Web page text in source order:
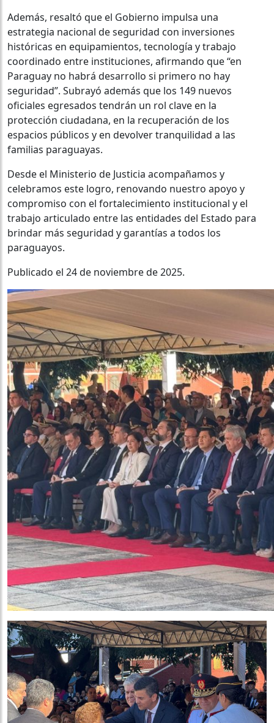
Además, resaltó que el Gobierno impulsa una
estrategia nacional de seguridad con inversiones
históricas en equipamientos, tecnología y trabajo
coordinado entre instituciones, afirmando que “en
Paraguay no habrá desarrollo si primero no hay
seguridad”. Subrayó además que los 149 nuevos
oficiales egresados tendrán un rol clave en la
protección ciudadana, en la recuperación de los
espacios públicos y en devolver tranquilidad a las
familias paraguayas.
Desde el Ministerio de Justicia acompañamos y
celebramos este logro, renovando nuestro apoyo y
compromiso con el fortalecimiento institucional y el
trabajo articulado entre las entidades del Estado para
brindar más seguridad y garantías a todos los
paraguayos.
Publicado el 24 de noviembre de 2025.